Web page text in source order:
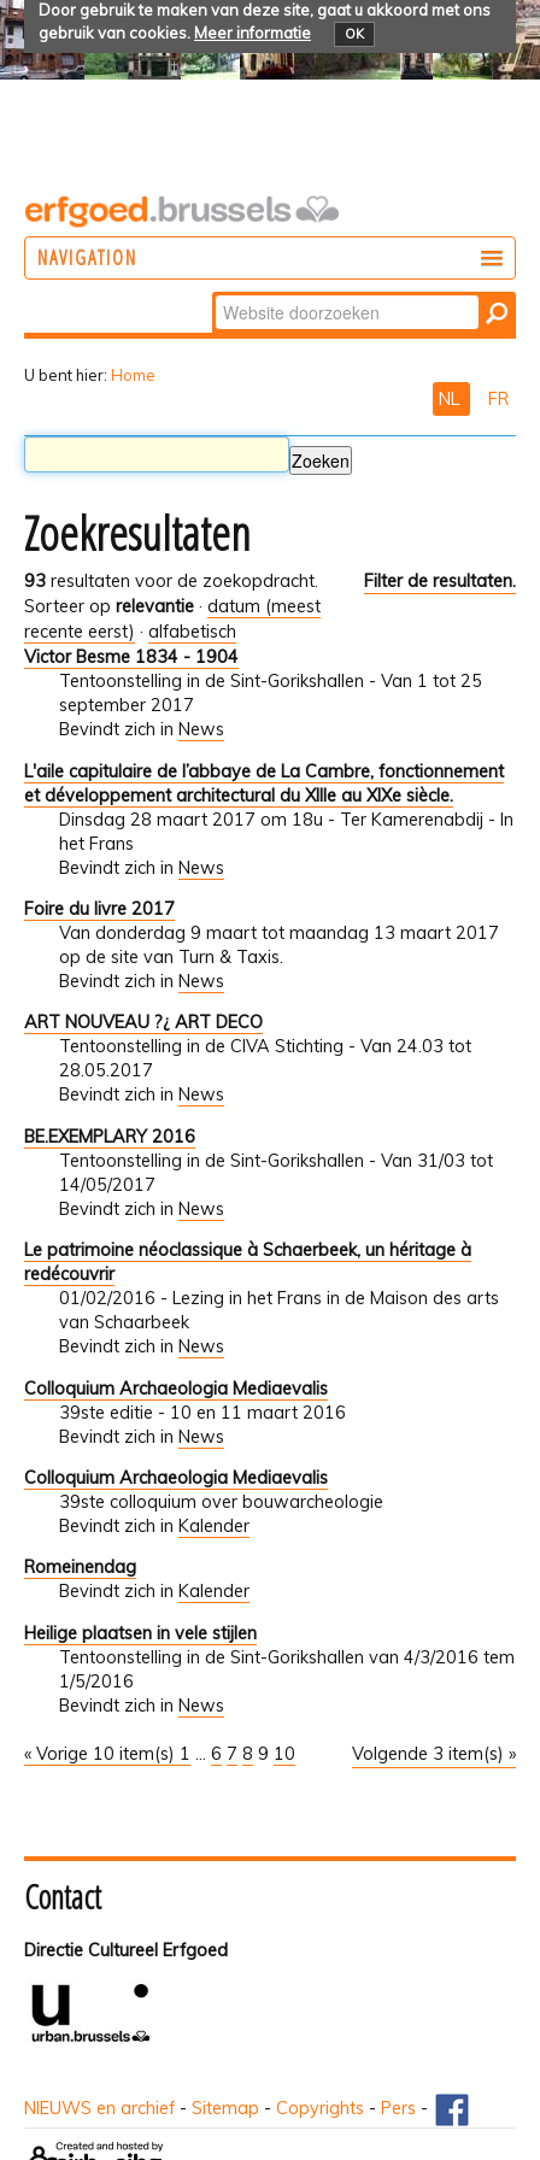
Door gebruik te maken van deze site, gaat u akkoord met ons
gebruik van cookies. Meer informatie OK
NAVIGATION
Zoek
Geavanceerd
U bent hier: Home
NL FR
Zoekresultaten
93 resultaten voor de zoekopdracht.
Filter de resultaten.
Sorteer op relevantie · datum (meest
recente eerst) · alfabetisch
Victor Besme 1834 - 1904
Tentoonstelling in de Sint-Gorikshallen - Van 1 tot 25
september 2017
Bevindt zich in News
L'aile capitulaire de l’abbaye de La Cambre, fonctionnement
et développement architectural du XIIIe au XIXe siècle.
Dinsdag 28 maart 2017 om 18u - Ter Kamerenabdij - In
het Frans
Bevindt zich in News
Foire du livre 2017
Van donderdag 9 maart tot maandag 13 maart 2017
op de site van Turn & Taxis.
Bevindt zich in News
ART NOUVEAU ?¿ ART DECO
Tentoonstelling in de CIVA Stichting - Van 24.03 tot
28.05.2017
Bevindt zich in News
BE.EXEMPLARY 2016
Tentoonstelling in de Sint-Gorikshallen - Van 31/03 tot
14/05/2017
Bevindt zich in News
Le patrimoine néoclassique à Schaerbeek, un héritage à
redécouvrir
01/02/2016 - Lezing in het Frans in de Maison des arts
van Schaarbeek
Bevindt zich in News
Colloquium Archaeologia Mediaevalis
39ste editie - 10 en 11 maart 2016
Bevindt zich in News
Colloquium Archaeologia Mediaevalis
39ste colloquium over bouwarcheologie
Bevindt zich in Kalender
Romeinendag
Bevindt zich in Kalender
Heilige plaatsen in vele stijlen
Tentoonstelling in de Sint-Gorikshallen van 4/3/2016 tem
1/5/2016
Bevindt zich in News
« Vorige 10 item(s) Volgende 3 item(s) »
1 ... 6 7 8 9 10
Contact
Directie Cultureel Erfgoed
NIEUWS en archief - Sitemap - Copyrights - Pers -